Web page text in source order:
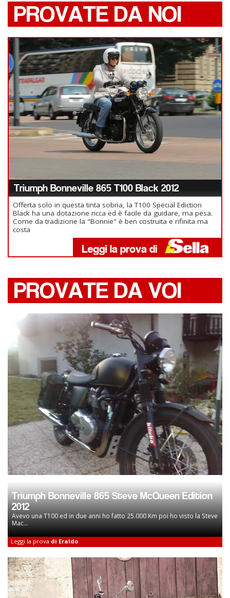
PROVATE DA NOI
Triumph Bonneville 865 T100 Black 2012
Offerta solo in questa tinta sobria, la T100 Special Ediction
Black ha una dotazione ricca ed è facile da guidare, ma pesa.
Come da tradizione la "Bonnie" è ben costruita e rifinita ma
costa
PROVATE DA VOI
Triumph Bonneville 865 Steve McQueen Edition
2012
Avevo una T100 ed in due anni ho fatto 25.000 Km poi ho visto la Steve
Mac...
Leggi la prova di Eraldo